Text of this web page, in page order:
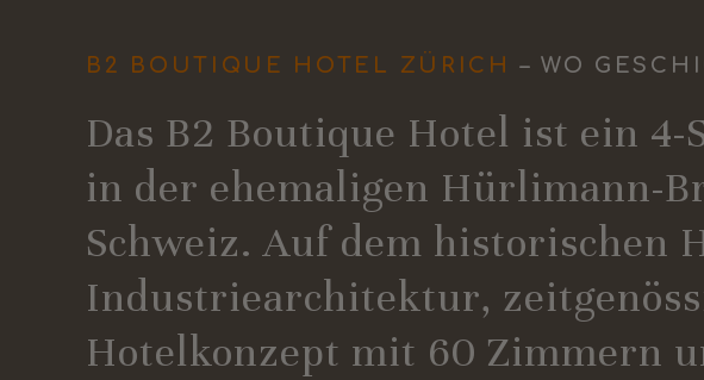
B2 BOUTIQUE HOTEL ZÜRICH – WO
Das B2 Boutique Hotel ist ein
in der ehemaligen Hürlimann-
Schweiz. Auf dem historischen
Industriearchitektur,
Hotelkonzept mit 60 Zimmern